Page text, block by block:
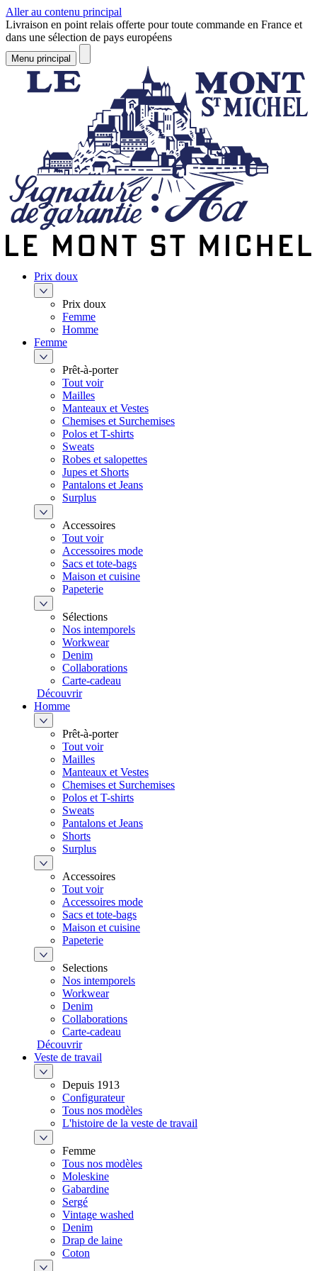
Aller au contenu principal
Livraison en point relais offerte pour toute commande en France et
dans une sélection de pays européens
Menu principal
Prix doux
Prix doux
Femme
Homme
Femme
Prêt-à-porter
Tout voir
Mailles
Manteaux et Vestes
Chemises et Surchemises
Polos et T-shirts
Sweats
Robes et salopettes
Jupes et Shorts
Pantalons et Jeans
Surplus
Accessoires
Tout voir
Accessoires mode
Sacs et tote-bags
Maison et cuisine
Papeterie
Sélections
Nos intemporels
Workwear
Denim
Collaborations
Carte-cadeau
Découvrir
Homme
Prêt-à-porter
Tout voir
Mailles
Manteaux et Vestes
Chemises et Surchemises
Polos et T-shirts
Sweats
Pantalons et Jeans
Shorts
Surplus
Accessoires
Tout voir
Accessoires mode
Sacs et tote-bags
Maison et cuisine
Papeterie
Selections
Nos intemporels
Workwear
Denim
Collaborations
Carte-cadeau
Découvrir
Veste de travail
Depuis 1913
Configurateur
Tous nos modèles
L'histoire de la veste de travail
Femme
Tous nos modèles
Moleskine
Gabardine
Sergé
Vintage washed
Denim
Drap de laine
Coton